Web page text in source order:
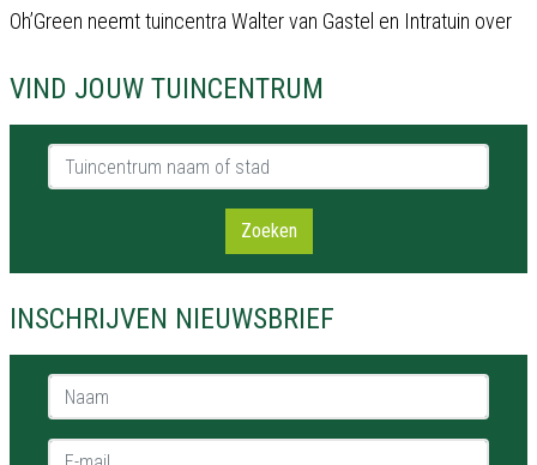
Oh’Green neemt tuincentra Walter van Gastel en Intratuin over
VIND JOUW TUINCENTRUM
Tuincentrum naam of stad
Zoeken
INSCHRIJVEN NIEUWSBRIEF
Naam *
E-mail *